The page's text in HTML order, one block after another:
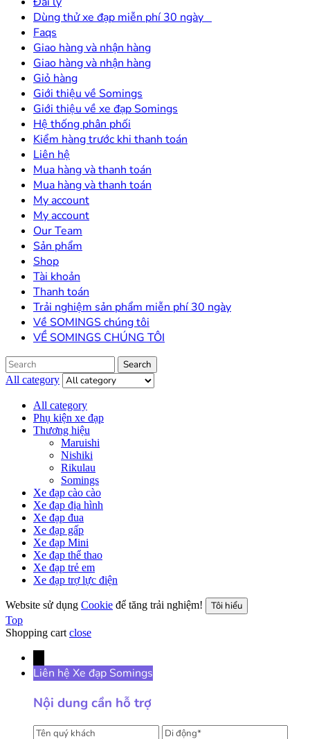
Dùng thử xe đạp miễn phí 30 ngày
Faqs
Giao hàng và nhận hàng
Giao hàng và nhận hàng
Giỏ hàng
Giới thiệu về Somings
Giới thiệu về xe đạp Somings
Hệ thống phân phối
Kiểm hàng trước khi thanh toán
Liên hệ
Mua hàng và thanh toán
Mua hàng và thanh toán
My account
My account
Our Team
Sản phẩm
Shop
Tài khoản
Thanh toán
Trải nghiệm sản phẩm miễn phí 30 ngày
Về SOMINGS chúng tôi
VỀ SOMINGS CHÚNG TÔI
Search
for:
Search
All category
All category
Phụ kiện xe đạp
Thương hiệu
Maruishi
Nishiki
Rikulau
Somings
Xe đạp cào cào
Xe đạp địa hình
Xe đạp đua
Xe đạp gấp
Xe đạp Mini
Xe đạp thể thao
Xe đạp trẻ em
Xe đạp trợ lực điện
Website sử dụng Cookie để tăng trải nghiệm! Tôi hiểu
Top
Shopping cart close
Liên hệ Xe đạp Somings
Nội dung cần hỗ trợ